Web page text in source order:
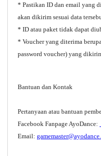
* Pastikan ID dan email yang
akan dikirim sesuai data
* ID atau paket tidak dapat
* Voucher yang diterima
password voucher) yang
Bantuan dan Kontak
Pertanyaan atau bantuan
Facebook Fanpage AyoDance:
Email: